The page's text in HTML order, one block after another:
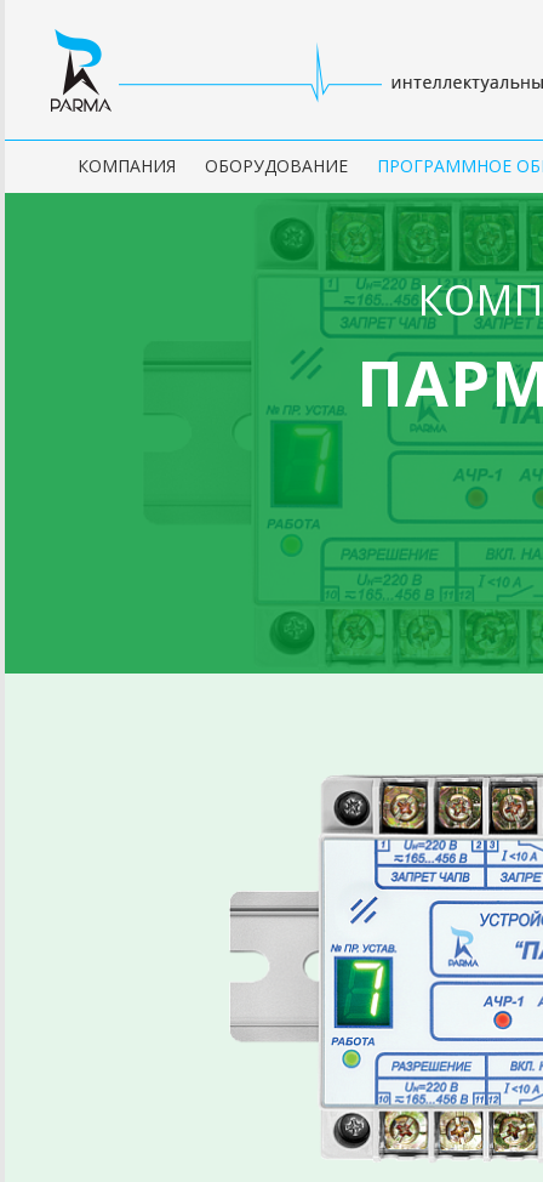
КОМПАНИЯ ОБОРУДОВАНИЕ ПРОГРАММНОЕ